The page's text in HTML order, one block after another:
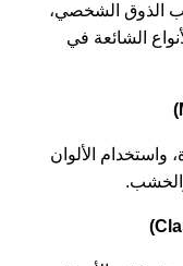
الذوق الشخصي،
الشائعة في
واستخدام الألوان